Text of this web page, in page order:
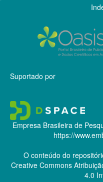
Suportado por
Empresa Brasileira de
https://
O conteúdo do
Creative Commons
4.0